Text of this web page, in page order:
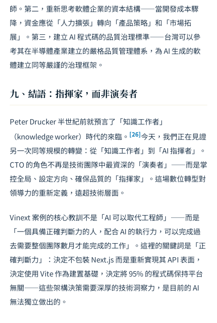
師。第二，重新思考軟體企業的資本結構——當開發成本驟
降，資金應從「人力擴張」轉向「產品策略」和「市場拓
展」。第三，建立 AI 程式碼的品質治理標準——台灣可以參
考其在半導體產業建立的嚴格品質管理體系，為 AI 生成的軟
體建立同等嚴謹的治理框架。
九、結語：指揮家，而非演奏者
Peter Drucker 半世紀前就預言了「知識工作者」
（knowledge worker）時代的來臨。 [26]今天，我們正在見證
另一次同等規模的轉變：從「知識工作者」到「AI 指揮者」。
CTO 的角色不再是技術團隊中最資深的「演奏者」——而是掌
控全局、設定方向、確保品質的「指揮家」。這場數位轉型對
領導力的重新定義，遠超技術層面。
Vinext 案例的核心教訓不是「AI 可以取代工程師」——而是
「一個具備正確判斷力的人，配合 AI 的執行力，可以完成過
去需要整個團隊數月才能完成的工作」。這裡的關鍵詞是「正
確判斷力」：決定不包裝 Next.js 而是重新實現其 API 表面，
決定使用 Vite 作為建置基礎，決定將 95% 的程式碼保持平台
無關——這些架構決策需要深厚的技術洞察力，是目前的 AI
無法獨立做出的。